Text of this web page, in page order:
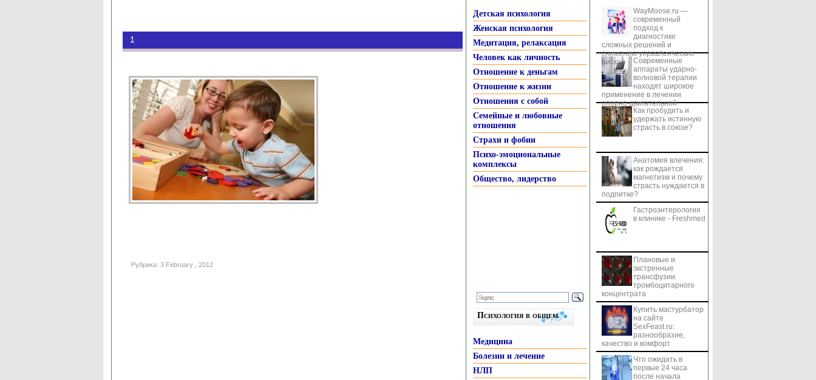
1
Рубрика: 3 February , 2012
Детская психология
Женская психология
Медитация, релаксация
Человек как личность
Отношение к деньгам
Отношение к жизни
Отношения с собой
Семейные и любовные
отношения
Страхи и фобии
Психо-эмоциональные
комплексы
Общество, лидерство
Психология в общем
Медицина
Болезни и лечение
НЛП
WayMoose.ru —
современный
подход к
диагностике
сложных решений и
снижению управленческих
рисков
Современные
аппараты ударно-
волновой терапии
находят широкое
применение в лечении
опорно-двигательной
системы Как пробудить и
удержать истинную
страсть в союзе?
Анатомия влечения:
как рождается
магнетизм и почему
страсть нуждается в
подпитке?
Гастроэнтерология
в клинике - Freshmed
Плановые и
экстренные
трансфузии
тромбоцитарного
концентрата
Купить мастурбатор
на сайте
SexFeast.ru:
разнообразие,
качество и комфорт
Что ожидать в
первые 24 часа
после начала